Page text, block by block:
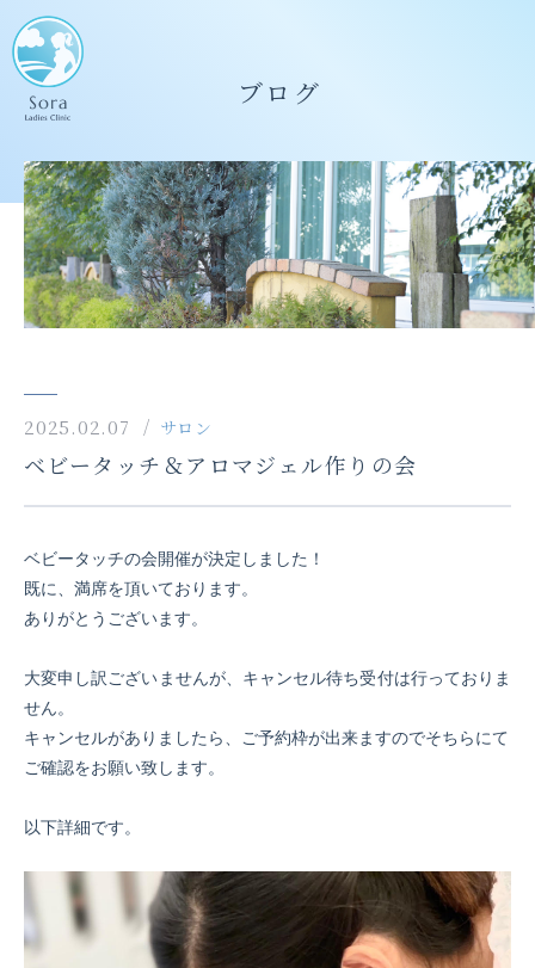
ブログ
2025.02.07 サロン
ベビータッチ＆アロマジェル作りの会
ベビータッチの会開催が決定しました！
既に、満席を頂いております。
ありがとうございます。
大変申し訳ございませんが、キャンセル待ち受付は行っておりま
せん。
キャンセルがありましたら、ご予約枠が出来ますのでそちらにて
ご確認をお願い致します。
以下詳細です。